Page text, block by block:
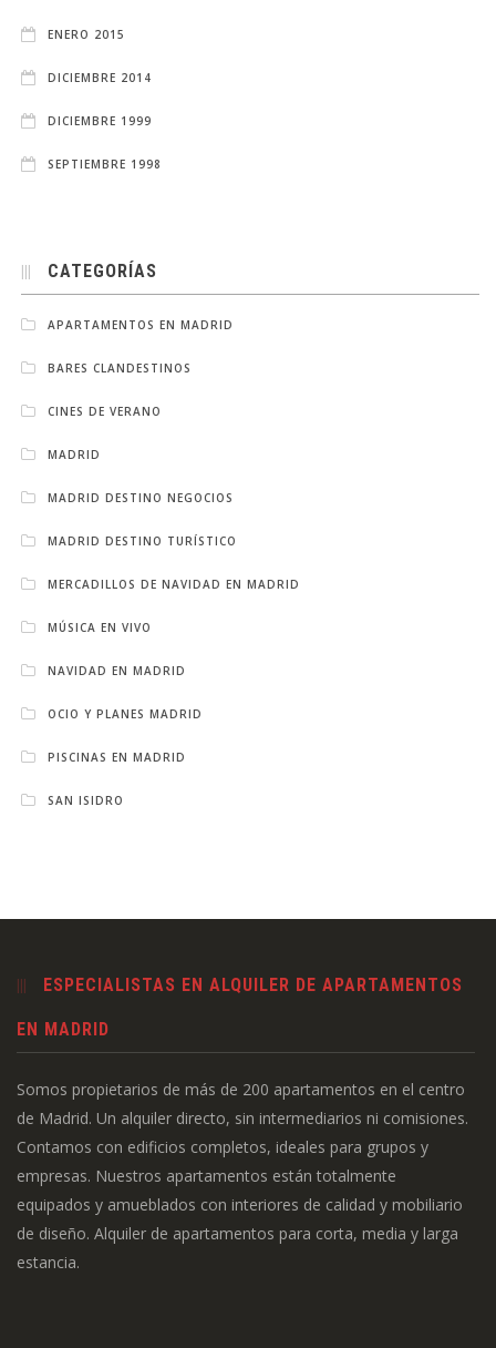
ENERO 2015
DICIEMBRE 2014
DICIEMBRE 1999
SEPTIEMBRE 1998
CATEGORÍAS
APARTAMENTOS EN MADRID
BARES CLANDESTINOS
CINES DE VERANO
MADRID
MADRID DESTINO NEGOCIOS
MADRID DESTINO TURÍSTICO
MERCADILLOS DE NAVIDAD EN MADRID
MÚSICA EN VIVO
NAVIDAD EN MADRID
OCIO Y PLANES MADRID
PISCINAS EN MADRID
SAN ISIDRO
ESPECIALISTAS EN ALQUILER DE APARTAMENTOS
EN MADRID
Somos propietarios de más de 200 apartamentos en el centro
de Madrid. Un alquiler directo, sin intermediarios ni comisiones.
Contamos con edificios completos, ideales para grupos y
empresas. Nuestros apartamentos están totalmente
equipados y amueblados con interiores de calidad y mobiliario
de diseño. Alquiler de apartamentos para corta, media y larga
estancia.